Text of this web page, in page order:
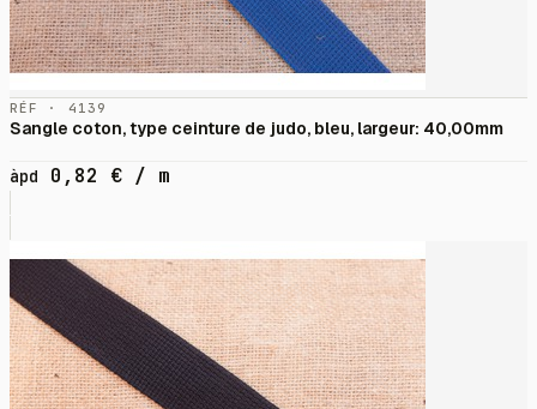
RÉF · 4139
Sangle coton, type ceinture de judo, bleu, largeur: 40,00mm
àpd 0,82 € / m